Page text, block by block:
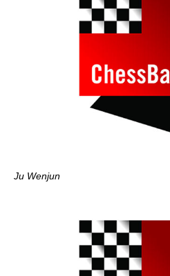
Ju Wenjun